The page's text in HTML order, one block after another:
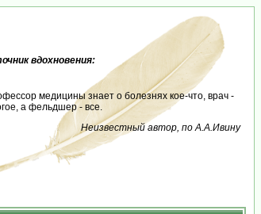
вдохновения:
медицины знает о болезнях кое-что, врач -
а фельдшер - все.
Неизвестный автор, по А.А.Ивину